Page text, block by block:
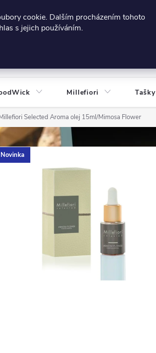
cookie. Dalším procházením tohoto
s jejich používáním.
606124443
shopu Podmínky ochrany osobních údajů
Millefiori Tašky
Selected Aroma olej 15ml/Mimosa Flower
Novinka